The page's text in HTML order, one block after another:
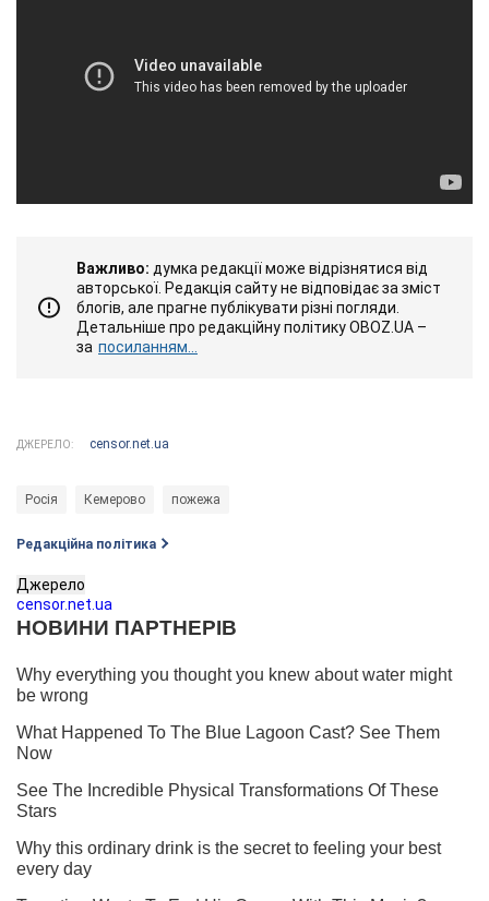
Важливо: думка редакції може відрізнятися від
авторської. Редакція сайту не відповідає за зміст
блогів, але прагне публікувати різні погляди.
Детальніше про редакційну політику OBOZ.UA –
за посиланням...
ДЖЕРЕЛО: censor.net.ua
Росія Кемерово пожежа
Редакційна політика
Джерело
censor.net.ua